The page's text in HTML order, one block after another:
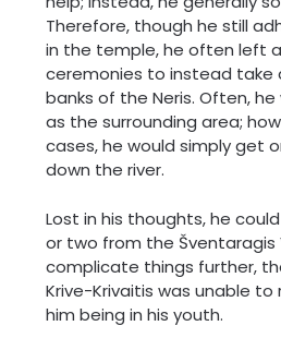
Therefore, though he still
in the temple, he often left
ceremonies to instead take
banks of the Neris. Often,
as the surrounding area;
cases, he would simply get
down the river.
Lost in his thoughts, he
or two from the Šventaragis
complicate things further,
Krive-Krivaitis was unable
him being in his youth.